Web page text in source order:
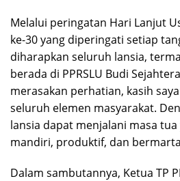
Melalui peringatan Hari Lanjut
ke-30 yang diperingati setiap
diharapkan seluruh lansia,
berada di PPRSLU Budi
merasakan perhatian, kasih
seluruh elemen masyarakat.
lansia dapat menjalani masa
mandiri, produktif, dan
Dalam sambutannya, Ketua TP